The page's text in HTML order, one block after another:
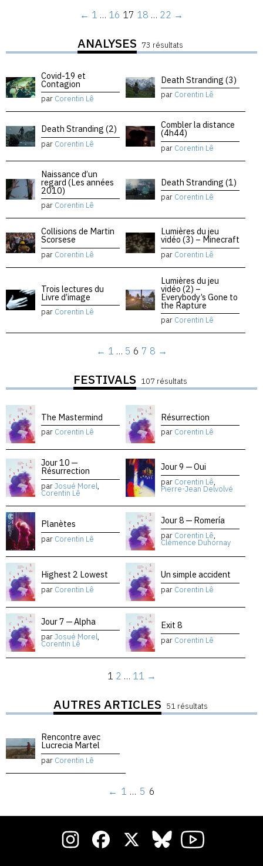
← 1 … 16 17 18 … 22 →
ANALYSES 73 résultats
Covid-19 et
Contagion
par Corentin Lê
Death Stranding (3)
par Corentin Lê
Death Stranding (2)
par Corentin Lê
Combler la distance
(4h44)
par Corentin Lê
Naissance d’un
regard (Les années
2010)
par Corentin Lê
Death Stranding (1)
par Corentin Lê
Collisions de Martin
Scorsese
par Corentin Lê
Lumières du jeu
vidéo (3) – Minecraft
par Corentin Lê
Trois lectures du
Livre d’image
par Corentin Lê
Lumières du jeu
vidéo (2) –
Everybody’s Gone to
the Rapture
par Corentin Lê
← 1 … 5 6 7 8 →
FESTIVALS 107 résultats
The Mastermind
par Corentin Lê
Résurrection
par Corentin Lê
Jour 10 —
Résurrection
parJosué Morel,
Corentin Lê
Jour 9 — Oui
par Corentin Lê,
Pierre-Jean Delvolvé
Planètes
par Corentin Lê
Jour 8 — Romería
par Corentin Lê,
Clémence Duhornay
Highest 2 Lowest
par Corentin Lê
Un simple accident
par Corentin Lê
Jour 7 — Alpha
parJosué Morel,
Corentin Lê
Exit 8
par Corentin Lê
1 2 … 11 →
AUTRES ARTICLES 51 résultats
Rencontre avec
Lucrecia Martel
par Corentin Lê
← 1 … 5 6